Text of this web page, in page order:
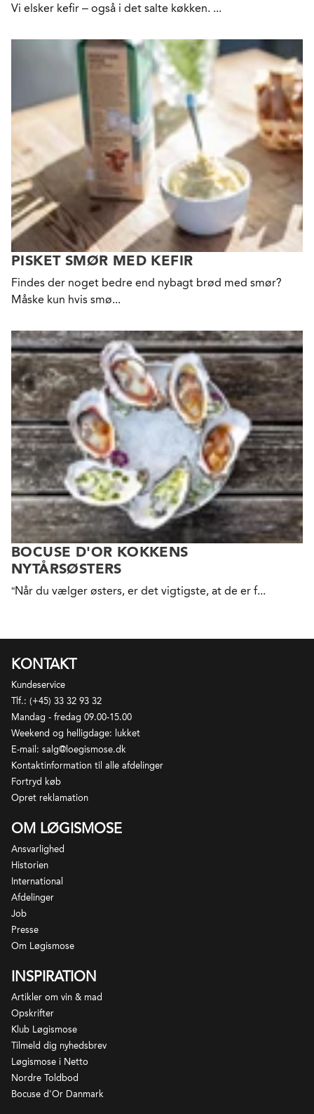
Vi elsker kefir – også i det salte køkken. ...
PISKET SMØR MED KEFIR
Findes der noget bedre end nybagt brød med smør?
Måske kun hvis smø...
BOCUSE D'OR KOKKENS
NYTÅRSØSTERS
“Når du vælger østers, er det vigtigste, at de er f...
KONTAKT
Kundeservice
Tlf.: (+45) 33 32 93 32
Mandag - fredag 09.00-15.00
Weekend og helligdage: lukket
E-mail: salg@loegismose.dk
Kontaktinformation til alle afdelinger
Fortryd køb
Opret reklamation
OM LØGISMOSE
Ansvarlighed
Historien
International
Afdelinger
Job
Presse
Om Løgismose
INSPIRATION
Artikler om vin & mad
Opskrifter
Klub Løgismose
Tilmeld dig nyhedsbrev
Løgismose i Netto
Nordre Toldbod
Bocuse d'Or Danmark